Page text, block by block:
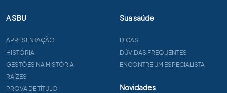
A SBU
APRESENTAÇÃO
HISTÓRIA
GESTÕES NA HISTÓRIA
RAÍZES
PROVA DE TÍTULO
Sua saúde
DICAS
DÚVIDAS FREQUENTES
ENCONTRE UM ESPECIALISTA
Novidades